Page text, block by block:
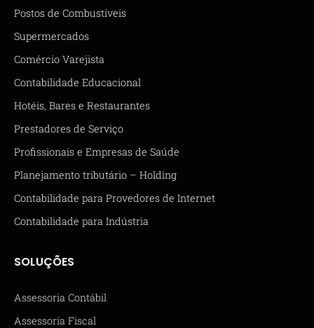
Postos de Combustíveis
Supermercados
Comércio Varejista
Contabilidade Educacional
Hotéis, Bares e Restaurantes
Prestadores de Serviço
Profissionais e Empresas de Saúde
Planejamento tributário – Holding
Contabilidade para Provedores de Internet
Contabilidade para Indústria
SOLUÇÕES
Assessoria Contábil
Assessoria Fiscal